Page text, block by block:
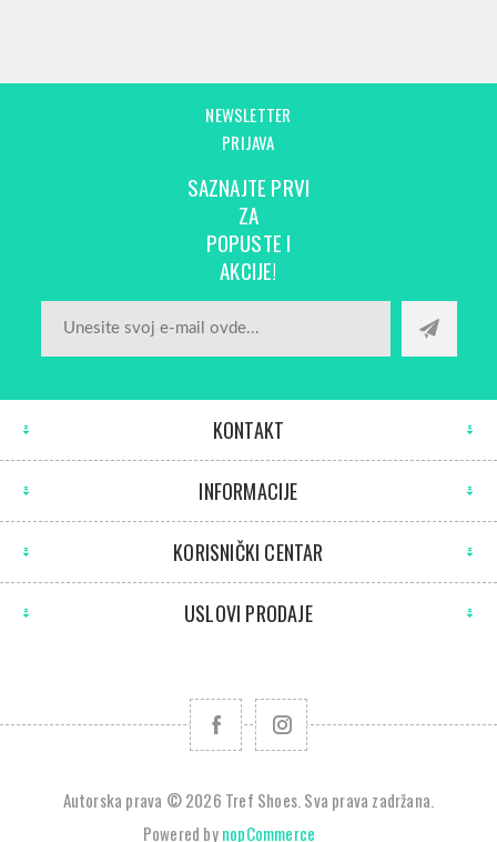
NEWSLETTER
PRIJAVA
SAZNAJTE PRVI
ZA
POPUSTE I
AKCIJE!
KONTAKT
INFORMACIJE
KORISNIČKI CENTAR
USLOVI PRODAJE
Autorska prava © 2026 Tref Shoes. Sva prava zadržana.
Powered bynopCommerce